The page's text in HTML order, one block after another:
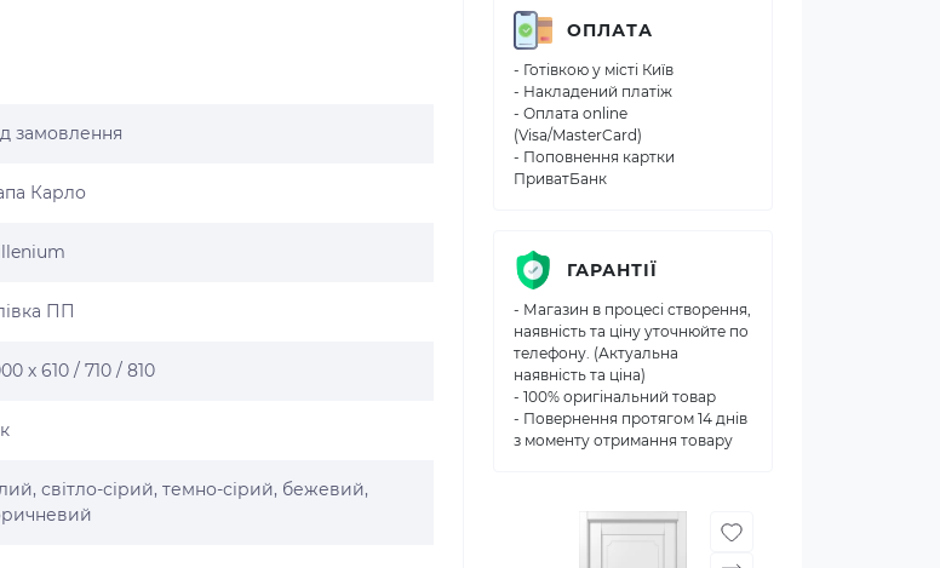
замовлення
Карло
ПП
х 610 / 710 / 810
світло-сірий, темно-сірий, бежевий,
ОПЛАТА
- Готівкою у місті Київ
- Накладений платіж
- Оплата online
(Visa/MasterCard)
- Поповнення картки
ПриватБанк
ГАРАНТІЇ
- Магазин в процесі створення,
наявність та ціну уточнюйте по
телефону. (Актуальна
наявність та ціна)
- 100% оригінальний товар
- Повернення протягом 14 днів
з моменту отримання товару